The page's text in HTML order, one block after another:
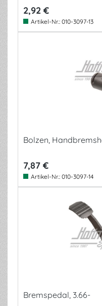
2,92 €
Artikel-Nr.: 010-3097-13
Bolzen,
7,87 €
Artikel-Nr.: 010-3097-14
Bremspedal, 3.66-